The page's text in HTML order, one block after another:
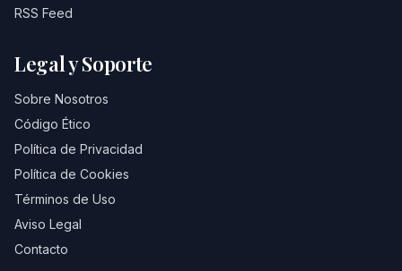
RSS Feed
Legal y Soporte
Sobre Nosotros
Código Ético
Política de Privacidad
Política de Cookies
Términos de Uso
Aviso Legal
Contacto